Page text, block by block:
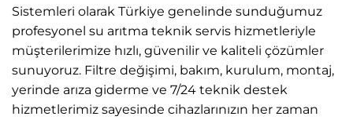
Sistemleri olarak Türkiye genelinde sunduğumuz
profesyonel su arıtma teknik servis hizmetleriyle
müşterilerimize hızlı, güvenilir ve kaliteli çözümler
sunuyoruz. Filtre değişimi, bakım, kurulum, montaj,
yerinde arıza giderme ve 7/24 teknik destek
hizmetlerimiz sayesinde cihazlarınızın her zaman